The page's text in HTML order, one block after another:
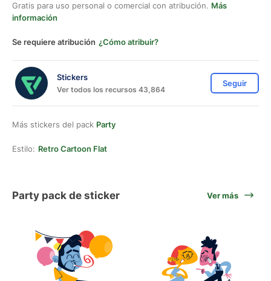
Gratis para uso personal o comercial con atribución. Más
información
Se requiere atribución ¿Cómo atribuir?
Stickers
Ver todos los recursos 43,864
Seguir
Más stickers del pack Party
Estilo: Retro Cartoon Flat
Party pack de sticker Ver más